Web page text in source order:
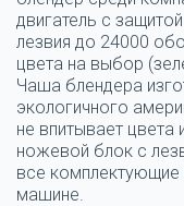
двигатель с
лезвия до 24000
цвета на выбор
Чаша блендера
экологичного
не впитывает цвета
ножевой блок с
все
машине.